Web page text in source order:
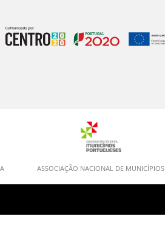
ASSOCIAÇÃO NACIONAL DE MUNICÍPIOS